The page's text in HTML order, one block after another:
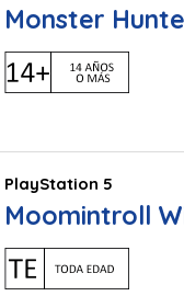
Monster
PlayStation 5
Moomintroll